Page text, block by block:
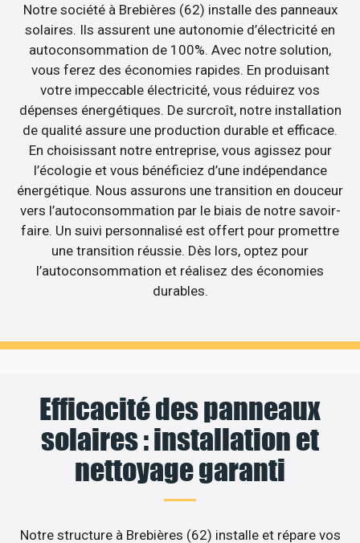
Notre société à Brebières (62) installe des panneaux
solaires. Ils assurent une autonomie d’électricité en
autoconsommation de 100%. Avec notre solution,
vous ferez des économies rapides. En produisant
votre impeccable électricité, vous réduirez vos
dépenses énergétiques. De surcroît, notre installation
de qualité assure une production durable et efficace.
En choisissant notre entreprise, vous agissez pour
l’écologie et vous bénéficiez d’une indépendance
énergétique. Nous assurons une transition en douceur
vers l’autoconsommation par le biais de notre savoir-
faire. Un suivi personnalisé est offert pour promettre
une transition réussie. Dès lors, optez pour
l’autoconsommation et réalisez des économies
durables.
Efficacité des panneaux
solaires : installation et
nettoyage garanti
Notre structure à Brebières (62) installe et répare vos